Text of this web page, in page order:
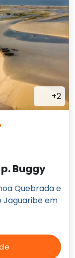
+2
Buggy
Quebrada e
Jaguaribe em